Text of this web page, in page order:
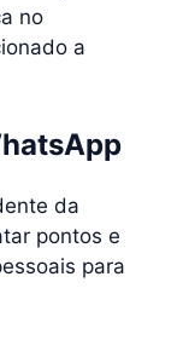
no
a
da
pontos e
para